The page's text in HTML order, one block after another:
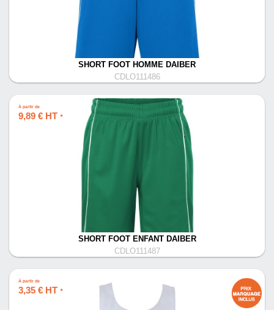
SHORT FOOT HOMME DAIBER
CDLO111486
À partir de
9,89 € HT *
SHORT FOOT ENFANT DAIBER
CDLO111487
À partir de
3,35 € HT *